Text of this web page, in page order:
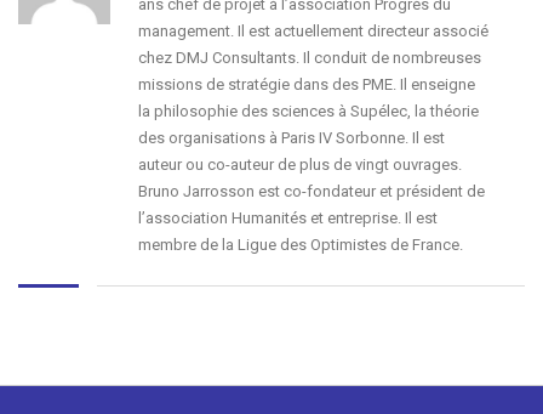
ans chef de projet à l’association Progrès du
management. Il est actuellement directeur associé
chez DMJ Consultants. Il conduit de nombreuses
missions de stratégie dans des PME. Il enseigne
la philosophie des sciences à Supélec, la théorie
des organisations à Paris IV Sorbonne. Il est
auteur ou co-auteur de plus de vingt ouvrages.
Bruno Jarrosson est co-fondateur et président de
l’association Humanités et entreprise. Il est
membre de la Ligue des Optimistes de France.